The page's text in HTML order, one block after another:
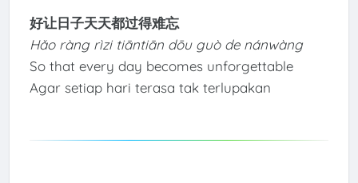
好让日子天天都过得难忘
Hǎo ràng rìzi tiāntiān dōu guò de nánwàng
So that every day becomes unforgettable
Agar setiap hari terasa tak terlupakan